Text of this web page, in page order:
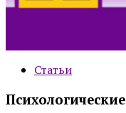
Статьи